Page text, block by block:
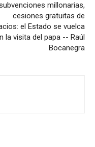
millonarias,
cesiones gratuitas de
el Estado se vuelca
la visita del papa -- Raúl
Bocanegra